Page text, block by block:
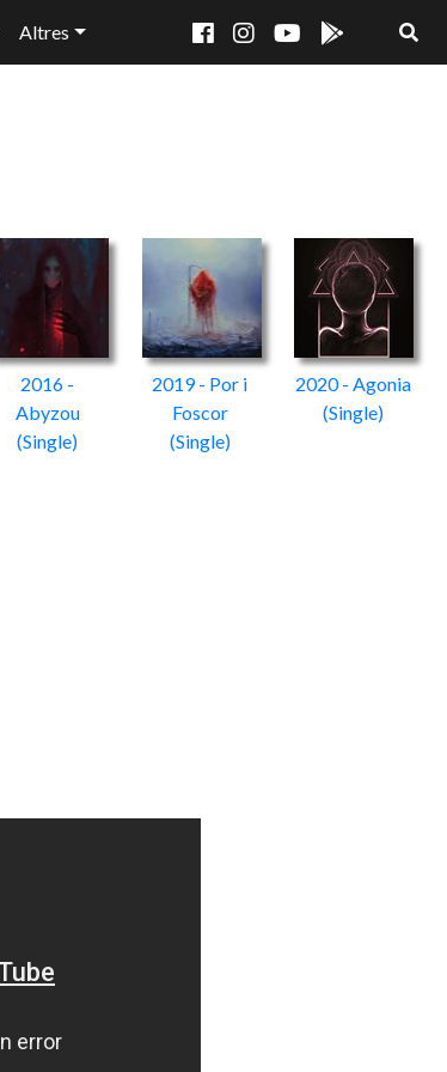
Altres
2016 -
Abyzou
(Single)
2019 - Por i
Foscor
(Single)
2020 - Agonia
(Single)